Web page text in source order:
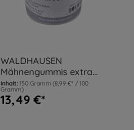
WALDHAUSEN
Mähnengummis extra
breit, 150 g
Inhalt: 150 Gramm (8,99 €* / 100
Gramm)
13,49 €*